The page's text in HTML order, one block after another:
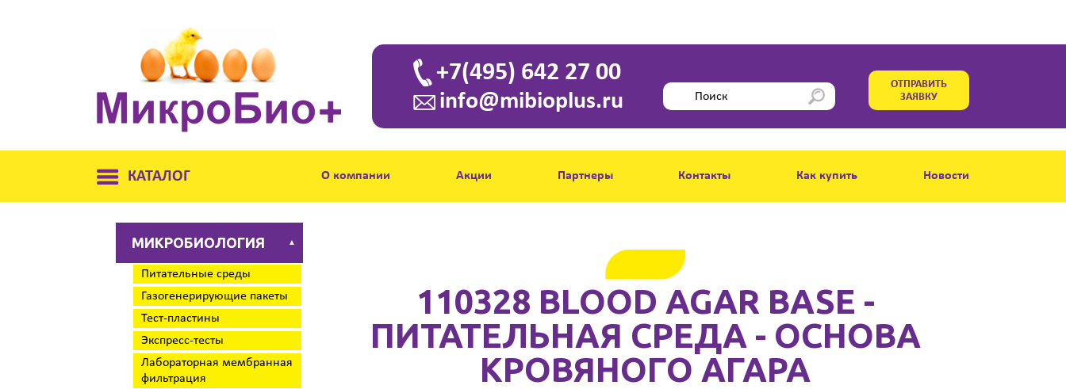
+7(495) 642 27 00
info@mibioplus.ru
ОТПРАВИТЬ
ЗАЯВКУ
КАТАЛОГ О компании Акции Партнеры Контакты Как купить Новости
МИКРОБИОЛОГИЯ ▲
Питательные среды
Газогенерирующие пакеты
Тест-пластины
Экспресс-тесты
Лабораторная мембранная
фильтрация
110328 BLOOD AGAR BASE -
ПИТАТЕЛЬНАЯ СРЕДА - ОСНОВА
КРОВЯНОГО АГАРА